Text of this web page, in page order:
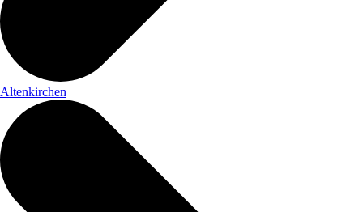
Altenkirchen